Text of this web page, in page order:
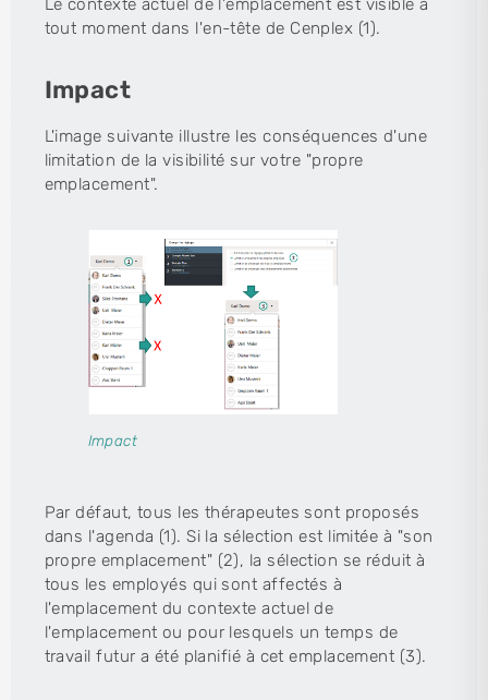
Le contexte actuel de l'emplacement est visible à
tout moment dans l'en-tête de Cenplex (1).
Impact
L'image suivante illustre les conséquences d'une
limitation de la visibilité sur votre "propre
emplacement".
Impact
Par défaut, tous les thérapeutes sont proposés
dans l'agenda (1). Si la sélection est limitée à "son
propre emplacement" (2), la sélection se réduit à
tous les employés qui sont affectés à
l'emplacement du contexte actuel de
l'emplacement ou pour lesquels un temps de
travail futur a été planifié à cet emplacement (3).